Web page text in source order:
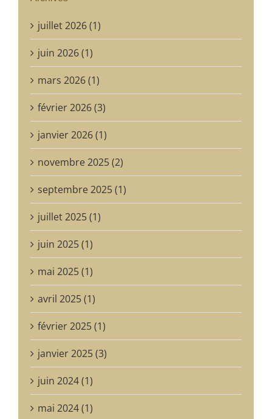
juillet 2026 (1)
juin 2026 (1)
mars 2026 (1)
février 2026 (3)
janvier 2026 (1)
novembre 2025 (2)
septembre 2025 (1)
juillet 2025 (1)
juin 2025 (1)
mai 2025 (1)
avril 2025 (1)
février 2025 (1)
janvier 2025 (3)
juin 2024 (1)
mai 2024 (1)